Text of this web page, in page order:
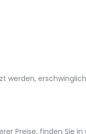
werden,
Preise, finden Sie